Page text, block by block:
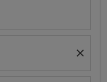
close